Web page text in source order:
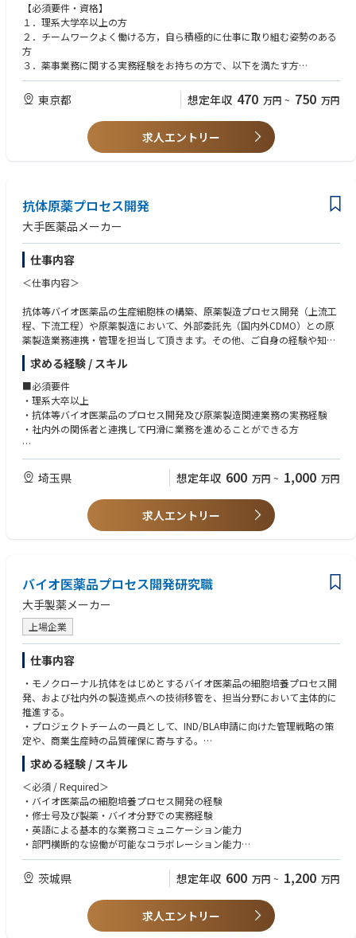
【必須要件・資格】
１．理系大学卒以上の方
２．チームワークよく働ける方，自ら積極的に仕事に取り組む姿勢のある
方
３．薬事業務に関する実務経験をお持ちの方で、以下を満たす方
・薬事関連規制等を調査、理解する能力を有する方
・新薬に係る薬事申請及び当局対応のご経験
【推奨要件・資格】
・臨床開発の経験又は知識を有する方
・薬価取得手続きの経験を有する方
東京都 想定年収 470 万円 ~ 750 万円
求人エントリー
抗体原薬プロセス開発
大手医薬品メーカー
仕事内容
＜仕事内容＞
抗体等バイオ医薬品の生産細胞株の構築、原薬製造プロセス開発（上流工
程、下流工程）や原薬製造において、外部委託先（国内外CDMO）との原
薬製造業務連携・管理を担当して頂きます。その他、ご自身の経験や知識
を活かして開発基盤の構築や研究員の教育・育成にも取り組んで頂きま
す。能力・経験次第では、プロジェクトのCMC全体のリーダーや抗体等バ
イオ医薬品の国内外申請に向けての申請関連ドキュメントの作成、抗体等
バイオ医薬品の導入品、及び、新規のプロセス開発技術導入の評価（Due
Diligence）などを担当頂く可能性もあります。
求める経験 / スキル
■必須要件
・理系大卒以上
・抗体等バイオ医薬品のプロセス開発及び原薬製造関連業務の実務経験
・社内外の関係者と連携して円滑に業務を進めることができる方
■歓迎要件
・抗体等バイオ医薬品の申請経験
・抗体等バイオ医薬品の海外対応経験（申請、導入等）
・英語の文書類のレビューをできる方
・外部委託先（国内外CDMO）の業務管理（進捗確認・業務指示）経験
・5年以上の実務経験を有する方
埼玉県 想定年収 600 万円 ~ 1,000 万円
求人エントリー
バイオ医薬品プロセス開発研究職
大手製薬メーカー
上場企業
仕事内容
・モノクローナル抗体をはじめとするバイオ医薬品の細胞培養プロセス開
発、および社内外の製造拠点への技術移管を、担当分野において主体的に
推進する。
・プロジェクトチームの一員として、IND/BLA申請に向けた管理戦略の策
定や、商業生産時の品質確保に寄与する。
・社内外の関係者と協働し、細胞培養関連の新規技術について評価・導入
の検討を進める。
・研究室の代表またはメンバーとして、国内外のCDMOおよび社内関係者
との会議に参加し、技術的な議論や情報の共有を担う。
・実験計画の策定から実施、データ解析までを自主的に行い、課題解決と
プロセス理解の向上に貢献する。
求める経験 / スキル
＜必須 / Required＞
・バイオ医薬品の細胞培養プロセス開発の経験
・修士号及び製薬・バイオ分野での実務経験
・英語による基本的な業務コミュニケーション能力
・部門横断的な協働が可能なコラボレーション能力
・問題解決能力及び主体的に業務を遂行する姿勢
＜歓迎 / Preferred＞
・モノクローナル抗体ならびに他のモダリティの細胞培養プロセス開発の
・スケールアップの経験
茨城県 想定年収 600 万円 ~ 1,200 万円
求人エントリー